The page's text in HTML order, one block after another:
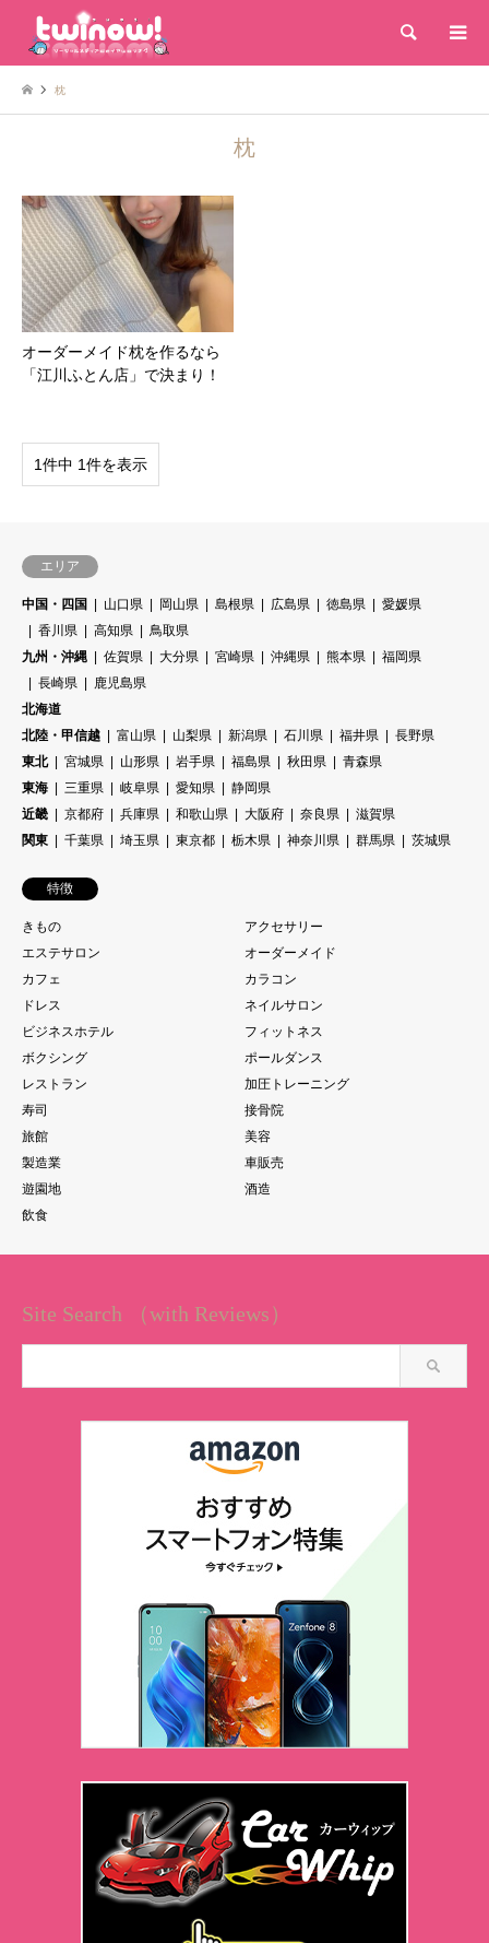
検索
枕
枕
オーダーメイド枕を作るなら
「江川ふとん店」で決まり！
1件中 1件を表示
エリア
中国・四国 山口県 岡山県 島根県 広島県 徳島県
愛媛県
香川県
高知県
鳥取県
九州・沖縄
佐賀県 大分県 宮崎県 沖縄県 熊本県
福岡県
長崎県
鹿児島県
北海道
北陸・甲信越
富山県 山梨県 新潟県 石川県 福井県
長野県
東北
宮城県 山形県 岩手県 福島県 秋田県
青森県
東海
三重県 岐阜県 愛知県
静岡県
近畿
京都府 兵庫県 和歌山県 大阪府 奈良県
滋賀県
関東
千葉県 埼玉県 東京都 栃木県 神奈川県 群馬県 茨城県
特徴
きもの
アクセサリー
エステサロン
オーダーメイド
カフェ
カラコン
ドレス
ネイルサロン
ビジネスホテル
フィットネス
ボクシング
ポールダンス
レストラン
加圧トレーニング
寿司
接骨院
旅館
美容
製造業
車販売
遊園地
酒造
飲食
Site Search （with Reviews）